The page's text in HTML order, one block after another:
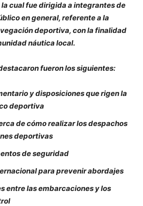
la cual fue dirigida a integrantes de
en general, referente a la
deportiva, con la finalidad
náutica local.
fueron los siguientes:
y disposiciones que rigen la
deportiva
de cómo realizar los despachos
deportivas
de seguridad
para prevenir abordajes
entre las embarcaciones y los